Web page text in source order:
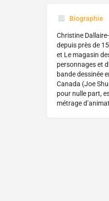
Biographie
Christine
depuis près de
et Le magasin
personnages et
bande dessinée
Canada (Joe
pour nulle part,
métrage